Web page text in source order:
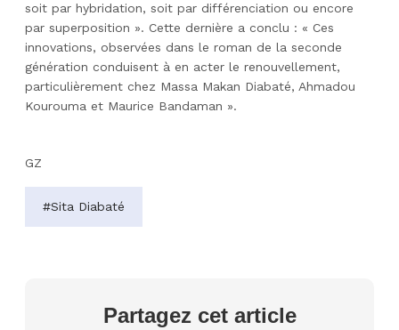
soit par hybridation, soit par différenciation ou encore
par superposition ». Cette dernière a conclu : « Ces
innovations, observées dans le roman de la seconde
génération conduisent à en acter le renouvellement,
particulièrement chez Massa Makan Diabaté, Ahmadou
Kourouma et Maurice Bandaman ».
GZ
#Sita Diabaté
Partagez cet article